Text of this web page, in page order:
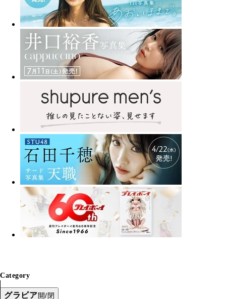
Category
グラビア開/閉